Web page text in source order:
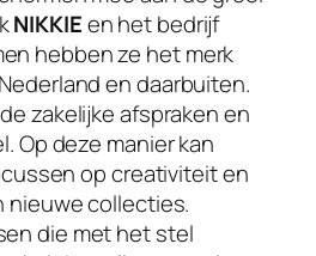
NIKKIEen het bedrijf
hebben ze het merk
en daarbuiten.
zakelijke afspraken en
Op deze manier kan
op creativiteit en
nieuwe collecties.
die met het stel